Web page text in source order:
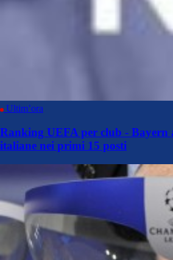
Ultim’ora
Ranking UEFA per club - Bayern
italiane nei primi 15 posti